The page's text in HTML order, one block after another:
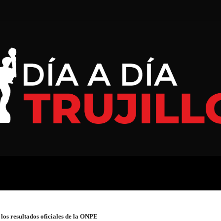
resultados oficiales de la ONPE